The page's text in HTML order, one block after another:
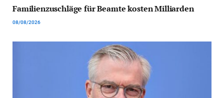
Familienzuschläge für Beamte kosten Milliarden
08/08/2026